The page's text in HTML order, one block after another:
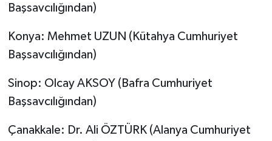
Başsavcılığından)
Konya: Mehmet UZUN (Kütahya Cumhuriyet
Başsavcılığından)
Sinop: Olcay AKSOY (Bafra Cumhuriyet
Başsavcılığından)
Çanakkale: Dr. Ali ÖZTÜRK (Alanya Cumhuriyet